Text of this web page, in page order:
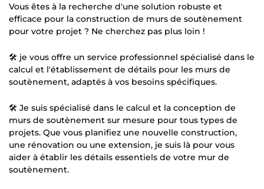
Vous êtes à la recherche d'une solution robuste et
efficace pour la construction de murs de soutènement
pour votre projet ? Ne cherchez pas plus loin !
🛠️ je vous offre un service professionnel spécialisé dans le
calcul et l'établissement de détails pour les murs de
soutènement, adaptés à vos besoins spécifiques.
🛠️ Je suis spécialisé dans le calcul et la conception de
murs de soutènement sur mesure pour tous types de
projets. Que vous planifiez une nouvelle construction,
une rénovation ou une extension, je suis là pour vous
aider à établir les détails essentiels de votre mur de
soutènement.